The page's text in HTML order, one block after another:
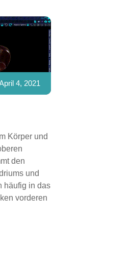
4, 2021
Körper und
den
und
häufig in das
vorderen